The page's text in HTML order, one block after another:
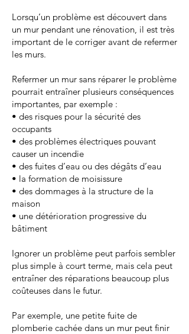
Lorsqu’un problème est découvert dans
un mur pendant une rénovation, il est très
important de le corriger avant de refermer
les murs.
Refermer un mur sans réparer le problème
pourrait entraîner plusieurs conséquences
importantes, par exemple :
• des risques pour la sécurité des
occupants
• des problèmes électriques pouvant
causer un incendie
• des fuites d’eau ou des dégâts d’eau
• la formation de moisissure
• des dommages à la structure de la
maison
• une détérioration progressive du
bâtiment
Ignorer un problème peut parfois sembler
plus simple à court terme, mais cela peut
entraîner des réparations beaucoup plus
coûteuses dans le futur.
Par exemple, une petite fuite de
plomberie cachée dans un mur peut finir